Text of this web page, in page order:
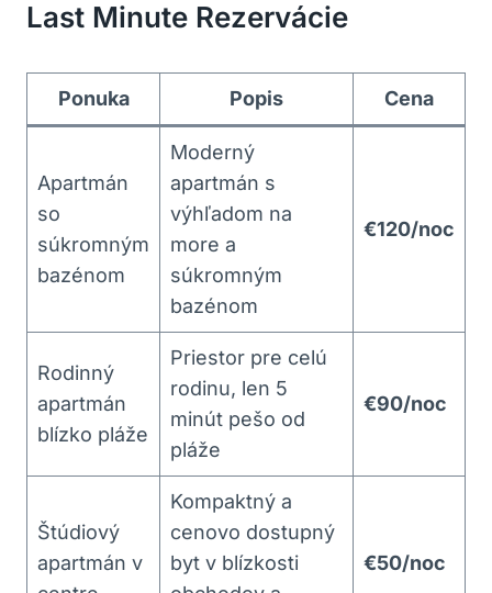
Last Minute Rezervácie
Ponuka Popis Cena
Apartmán
so
súkromným
bazénom
Moderný
apartmán s
výhľadom na
more a
súkromným
bazénom
€120/noc
Rodinný
apartmán
blízko pláže
Priestor pre celú
rodinu, len 5
minút pešo od
pláže
€90/noc
Štúdiový
apartmán v
Kompaktný a
cenovo dostupný
byt v blízkosti
€50/noc